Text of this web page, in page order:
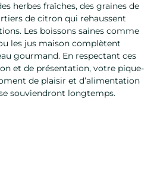
herbes fraîches, des graines de
de citron qui rehaussent
Les boissons saines comme
les jus maison complètent
gourmand. En respectant ces
et de présentation, votre pique-
de plaisir et d’alimentation
souviendront longtemps.